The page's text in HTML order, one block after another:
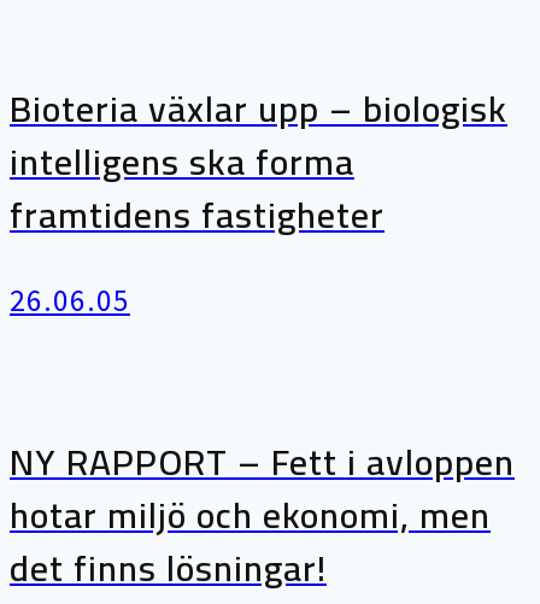
Bioteria växlar upp – biologisk
intelligens ska forma
framtidens fastigheter
26.06.05
NY RAPPORT – Fett i avloppen
hotar miljö och ekonomi, men
det finns lösningar!